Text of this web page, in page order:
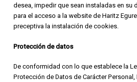
desea, impedir que sean instaladas en su
para el acceso a la website de Haritz
preceptiva la instalación de cookies.
Protección de datos
De conformidad con lo que establece la
Protección de Datos de Carácter Personal,